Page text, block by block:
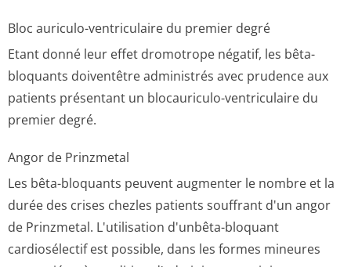
Bloc auriculo-ventriculaire du premier degré
Etant donné leur effet dromotrope négatif, les bêta-
bloquants doiventêtre administrés avec prudence aux
patients présentant un blocauriculo-ventriculaire du
premier degré.
Angor de Prinzmetal
Les bêta-bloquants peuvent augmenter le nombre et la
durée des crises chezles patients souffrant d'un angor
de Prinzmetal. L'utilisation d'unbêta-bloquant
cardiosélectif est possible, dans les formes mineures